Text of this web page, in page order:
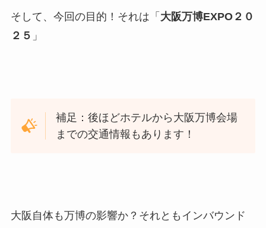
そして、今回の目的！それは「 大阪万博EXPO２０
２５ 」
補足：後ほどホテルから大阪万博会場
までの交通情報もあります！
大阪自体も万博の影響か？それともインバウンド